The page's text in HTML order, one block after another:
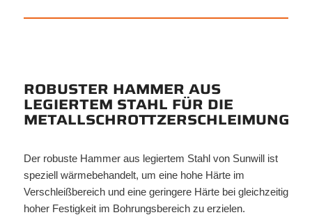
ROBUSTER HAMMER AUS
LEGIERTEM STAHL FÜR DIE
METALLSCHROTTZERSCHLEIMUNG
Der robuste Hammer aus legiertem Stahl von Sunwill ist
speziell wärmebehandelt, um eine hohe Härte im
Verschleißbereich und eine geringere Härte bei gleichzeitig
hoher Festigkeit im Bohrungsbereich zu erzielen.